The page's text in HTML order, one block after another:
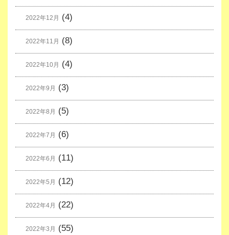
2022年12月 (4)
2022年11月 (8)
2022年10月 (4)
2022年9月 (3)
2022年8月 (5)
2022年7月 (6)
2022年6月 (11)
2022年5月 (12)
2022年4月 (22)
2022年3月 (55)